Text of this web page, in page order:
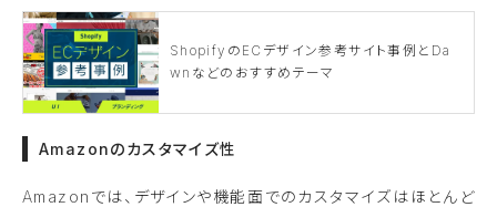
ShopifyのECデザイン参考サイト事例とDa
wnなどのおすすめテーマ
Amazonのカスタマイズ性
Amazonでは、デザインや機能面でのカスタマイズはほとんど